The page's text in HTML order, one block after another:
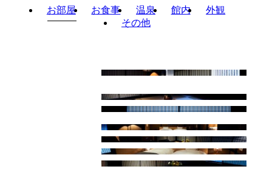
お部屋 お食事 温泉 館内
外観
その他